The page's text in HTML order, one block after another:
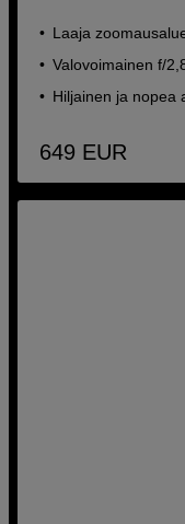
Laaja
Valovoimainen f/
Hiljainen ja nopea
649 EUR